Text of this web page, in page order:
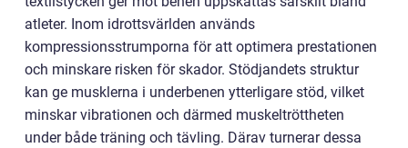
atleter. Inom idrottsvärlden används
kompressionsstrumporna för att optimera prestationen
och minskare risken för skador. Stödjandets struktur
kan ge musklerna i underbenen ytterligare stöd, vilket
minskar vibrationen och därmed muskeltröttheten
under både träning och tävling. Därav turnerar dessa